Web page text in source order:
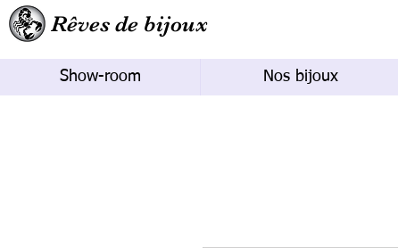
Rêves de bijoux
Show-room Nos bijoux